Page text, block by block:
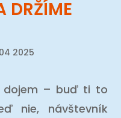
DRŽÍME
2025
dojem – buď ti to
nie, návštevník